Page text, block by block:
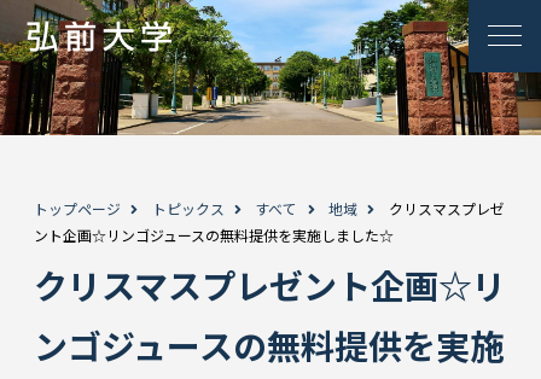
トップページ トピックス すべて 地域
クリスマスプレゼ
ント企画☆リンゴジュースの無料提供を実施しました☆
クリスマスプレゼント企画☆リ
ンゴジュースの無料提供を実施